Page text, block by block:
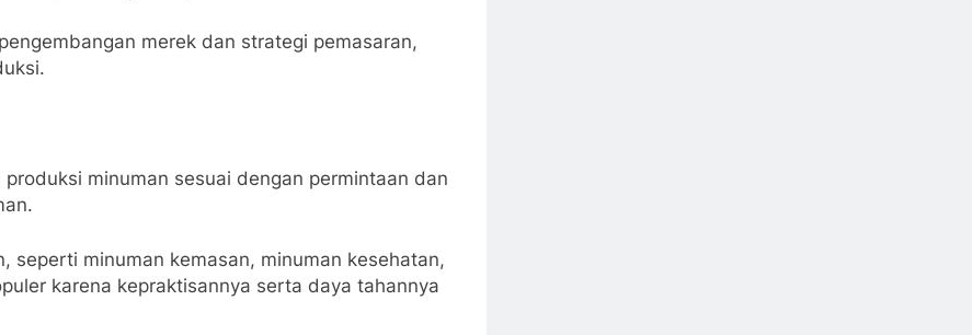
merek dan strategi pemasaran,
minuman sesuai dengan permintaan dan
seperti minuman kemasan, minuman kesehatan,
karena kepraktisannya serta daya tahannya